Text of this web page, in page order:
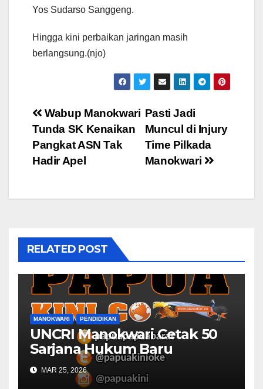
Yos Sudarso Sanggeng.
Hingga kini perbaikan jaringan masih
berlangsung.(njo)
Post
navigation
Pasti Jadi
Muncul di Injury
Time Pilkada
Manokwari
Wabup Manokwari
Tunda SK Kenaikan
Pangkat ASN Tak
Hadir Apel
RELATED POST
MANOKWARI PENDIDIKAN
UNCRI Manokwari Cetak 50
Sarjana Hukum Baru
MAR 25, 2026